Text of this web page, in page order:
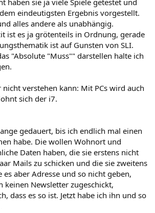
eindeutigsten Ergebnis vorgestellt.
alles andere als unabhängig.
ist es ja grötenteils in Ordnung, gerade
ist auf Gunsten von SLI.
"Absolute "Muss"" darstellen halte ich
verstehen kann: Mit PCs wird auch
sich der i7.
gedauert, bis ich endlich mal einen
habe. Die wollen Wohnort und
Daten haben, die sie erstens nicht
Mails zu schicken und die sie zweitens
es aber Adresse und so nicht geben,
keinen Newsletter zugeschickt,
dass es so ist. Jetzt habe ich ihn und so